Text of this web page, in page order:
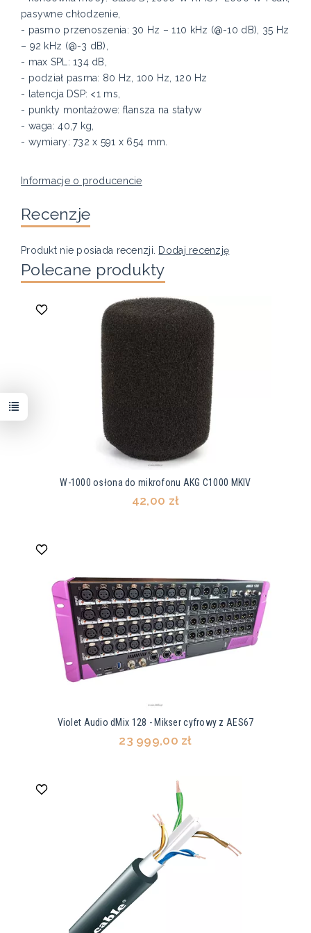
pasywne chłodzenie,
- pasmo przenoszenia: 30 Hz – 110 kHz (@-10 dB), 35 Hz
– 92 kHz (@-3 dB),
- max SPL: 134 dB,
- podział pasma: 80 Hz, 100 Hz, 120 Hz
- latencja DSP: <1 ms,
- punkty montażowe: flansza na statyw
- waga: 40,7 kg,
- wymiary: 732 x 591 x 654 mm.
Informacje o producencie
Recenzje
Produkt nie posiada recenzji. Dodaj recenzję
Polecane produkty
W-1000 osłona do mikrofonu AKG C1000 MKIV
42,00 zł
Violet Audio dMix 128 - Mikser cyfrowy z AES67
23 999,00 zł